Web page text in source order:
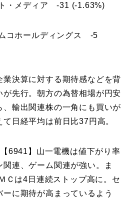
・メディア -31 (-1.63%)
コホールディングス -5
決算に対する期待感などを背
先行。朝方の為替相場が円安
輸出関連株の一角にも買いが
日経平均は前日比37円高。
6941】山一電機は値下がり率
関連、ゲーム関連が強い。ま
Ｃは4日連続ストップ高に。セ
に期待が高まっているよう